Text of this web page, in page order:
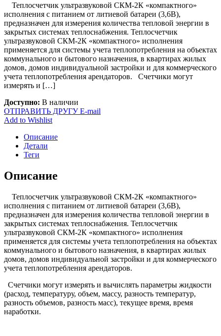
Теплосчетчик ультразвуковой СКМ-2К «компактного»
исполнения с питанием от литиевой батареи (3,6В),
предназначен для измерения количества тепловой энергии в
закрытых системах теплоснабжения. Теплосчетчик
ультразвуковой СКМ-2К «компактного» исполнения
применяется для системы учета теплопотребления на объектах
коммунального и бытового назначения, в квартирах жилых
домов, домов индивидуальной застройки и для коммерческого
учета теплопотребления арендаторов. Счетчики могут
измерять и […]
Доступно: В наличии
ОТПРАВИТЬ ДРУГУ E-mail
Add to Wishlist
Описание
Детали
Теги
Описание
Теплосчетчик ультразвуковой СКМ-2К «компактного»
исполнения с питанием от литиевой батареи (3,6В),
предназначен для измерения количества тепловой энергии в
закрытых системах теплоснабжения. Теплосчетчик
ультразвуковой СКМ-2К «компактного» исполнения
применяется для системы учета теплопотребления на объектах
коммунального и бытового назначения, в квартирах жилых
домов, домов индивидуальной застройки и для коммерческого
учета теплопотребления арендаторов.
Счетчики могут измерять и вычислять параметры жидкости
(расход, температуру, объем, массу, разность температур,
разность объемов, разность масс), текущее время, время
наработки.